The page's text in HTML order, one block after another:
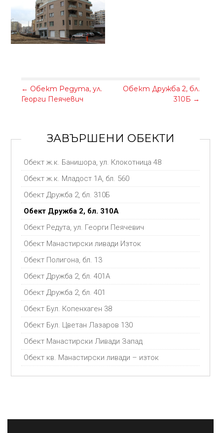
← Обект Редута, ул.
Георги Пеячевич
Обект Дружба 2, бл.
310Б →
ЗАВЪРШЕНИ ОБЕКТИ
Обект ж.к. Банишора, ул. Клокотница 48
Обект ж.к. Младост 1А, бл. 560
Обект Дружба 2, бл. 310Б
Обект Дружба 2, бл. 310А
Обект Редута, ул. Георги Пеячевич
Обект Манастирски ливади Изток
Обект Полигона, бл. 13
Обект Дружба 2, бл. 401А
Обект Дружба 2, бл. 401
Обект Бул. Копенхаген 38
Обект Бул. Цветан Лазаров 130
Обект Манастирски Ливади Запад
Обект кв. Манастирски ливади – изток